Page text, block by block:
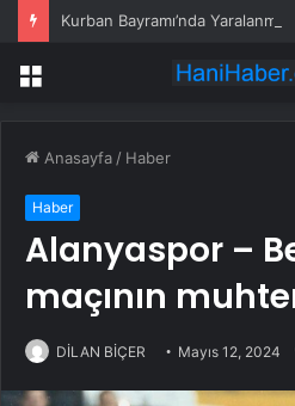
Kurban Bayramı’nda
Menü
Anasayfa / Haber
Haber
Alanyaspor –
maçının
DİLAN BİÇER Mayıs 12, 2024